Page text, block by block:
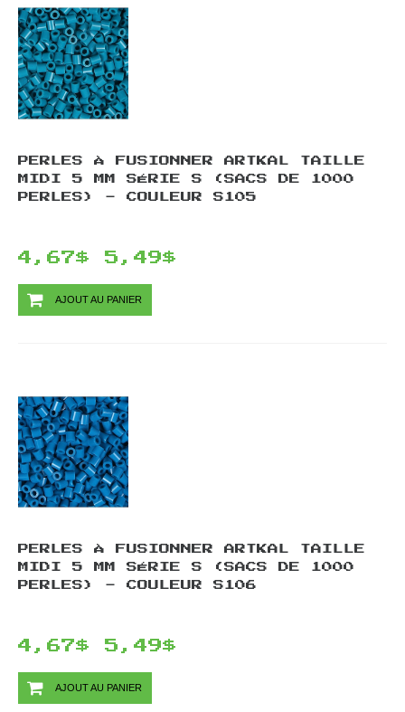
PERLES À FUSIONNER ARTKAL TAILLE
MIDI 5 MM SÉRIE S (SACS DE 1000
PERLES) - COULEUR S105
4,67$ 5,49$
AJOUT AU PANIER
PERLES À FUSIONNER ARTKAL TAILLE
MIDI 5 MM SÉRIE S (SACS DE 1000
PERLES) - COULEUR S106
4,67$ 5,49$
AJOUT AU PANIER